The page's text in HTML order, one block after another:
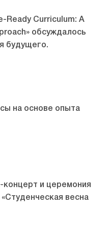
Ready Curriculum: A
обсуждалось
будущего.
на основе опыта
и церемония
весна